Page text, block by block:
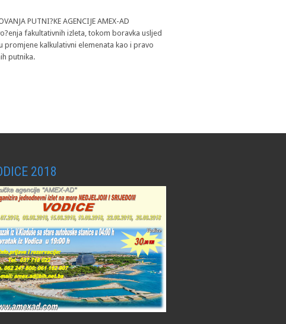
PUTNI?KE AGENCIJE AMEX-AD
fakultativnih izleta, tokom boravka usljed
promjene kalkulativni elemenata kao i pravo
putnika.
2018